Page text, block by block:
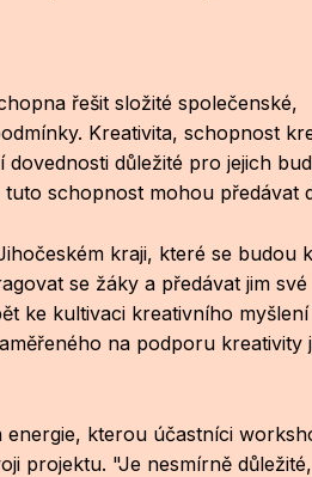
řešit složité společenské,
Kreativita, schopnost
důležité pro jejich
schopnost mohou předávat
kraji, které se budou
se žáky a předávat jim své
ke kultivaci kreativního
na podporu kreativity
kterou účastníci
projektu. "Je nesmírně